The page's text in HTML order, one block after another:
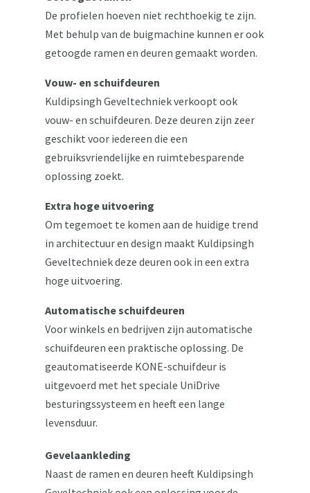
De profielen hoeven niet rechthoekig te zijn.
Met behulp van de buigmachine kunnen er ook
getoogde ramen en deuren gemaakt worden.
Vouw- en schuifdeuren
Kuldipsingh Geveltechniek verkoopt ook
vouw- en schuifdeuren. Deze deuren zijn zeer
geschikt voor iedereen die een
gebruiksvriendelijke en ruimtebesparende
oplossing zoekt.
Extra hoge uitvoering
Om tegemoet te komen aan de huidige trend
in architectuur en design maakt Kuldipsingh
Geveltechniek deze deuren ook in een extra
hoge uitvoering.
Automatische schuifdeuren
Voor winkels en bedrijven zijn automatische
schuifdeuren een praktische oplossing. De
geautomatiseerde KONE-schuifdeur is
uitgevoerd met het speciale UniDrive
besturingssysteem en heeft een lange
levensduur.
Gevelaankleding
Naast de ramen en deuren heeft Kuldipsingh